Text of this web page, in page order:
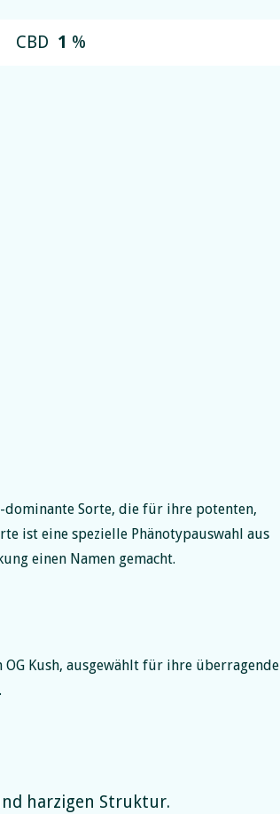
CBD 1 %
dominante Sorte, die für ihre potenten,
ist eine spezielle Phänotypauswahl aus
einen Namen gemacht.
Kush, ausgewählt für ihre überragende
harzigen Struktur.